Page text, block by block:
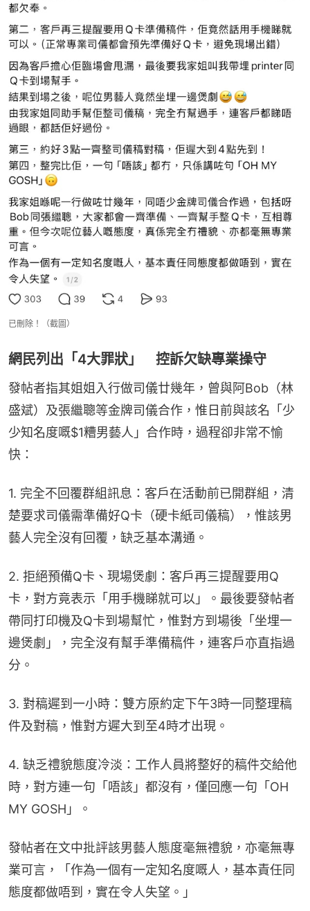
已刪除！（截圖）
網民列出「4大罪狀」 控訴欠缺專業操守
發帖者指其姐姐入行做司儀廿幾年，曾與阿Bob（林
盛斌）及張繼聰等金牌司儀合作，惟日前與該名「少
少知名度嘅$1糟男藝人」合作時，過程卻非常不愉
快：
1. 完全不回覆群組訊息：客戶在活動前已開群組，清
楚要求司儀需準備好Q卡（硬卡紙司儀稿），惟該男
藝人完全沒有回覆，缺乏基本溝通。
2. 拒絕預備Q卡、現場煲劇：客戶再三提醒要用Q
卡，對方竟表示「用手機睇就可以」。最後要發帖者
帶同打印機及Q卡到場幫忙，惟對方到場後「坐埋一
邊煲劇」，完全沒有幫手準備稿件，連客戶亦直指過
分。
3. 對稿遲到一小時：雙方原約定下午3時一同整理稿
件及對稿，惟對方遲大到至4時才出現。
4. 缺乏禮貌態度冷淡：工作人員將整好的稿件交給他
時，對方連一句「唔該」都沒有，僅回應一句「OH
MY GOSH」。
發帖者在文中批評該男藝人態度毫無禮貌，亦毫無專
業可言，「作為一個有一定知名度嘅人，基本責任同
態度都做唔到，實在令人失望。」